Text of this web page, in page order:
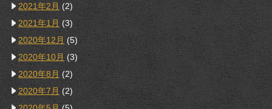
2021年2月 (2)
2021年1月 (3)
2020年12月 (5)
2020年10月 (3)
2020年8月 (2)
2020年7月 (2)